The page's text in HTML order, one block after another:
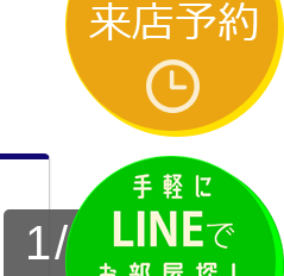
1/4